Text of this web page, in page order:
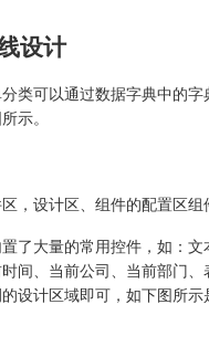
设计
类可以通过数据字典中的
示。
，设计区、组件的配置区组
了大量的常用控件，如：
间、当前公司、当前部门
设计区域即可，如下图所